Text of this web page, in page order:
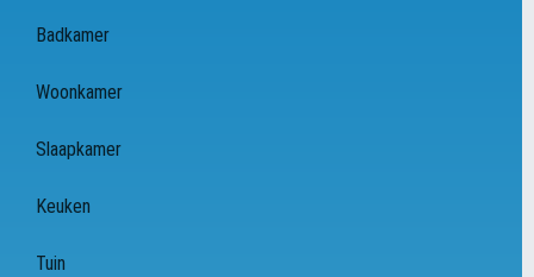
Badkamer
Woonkamer
Slaapkamer
Keuken
Tuin